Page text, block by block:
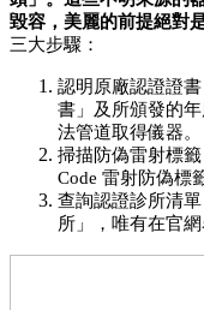
毀容，美麗的前提絕對是
三大步驟：
認明原廠認證證
書」及所頒發的
法管道取得儀器。
掃描防偽雷射標
Code 雷射防偽標
查詢認證診所清
所」，唯有在官